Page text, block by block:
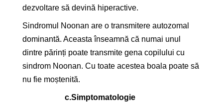
dezvoltare să devină hiperactive.
Sindromul Noonan are o transmitere autozomal
dominantă. Aceasta înseamnă că numai unul
dintre părinți poate transmite gena copilului cu
sindrom Noonan. Cu toate acestea boala poate să
nu fie moștenită.
c.Simptomatologie